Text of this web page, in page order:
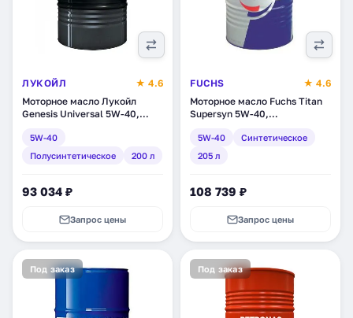
ЛУКОЙЛ
★ 4.6
Моторное масло Лукойл
Genesis Universal 5W-40,
(3148640)
5W-40
Полусинтетическое
200 л
93 034 ₽
Запрос цены
FUCHS
★ 4.6
Моторное масло Fuchs Titan
Supersyn 5W-40,
(1770600002)
5W-40
Синтетическое
205 л
108 739 ₽
Запрос цены
Под заказ Под заказ